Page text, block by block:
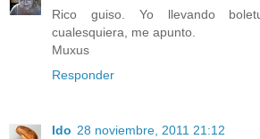
Rico guiso. Yo llevando
cualesquiera, me apunto.
Muxus
Responder
Ido 28 noviembre, 2011 21:12